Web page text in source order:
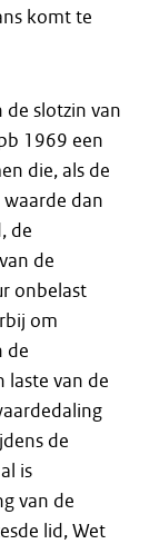
komt te
slotzin van
1969 een
die, als de
dan
de
de
onbelast
om
de
van de
de
is
van de
lid, Wet